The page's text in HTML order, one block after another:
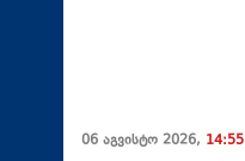
06 აგვისტო 2026, 14:55